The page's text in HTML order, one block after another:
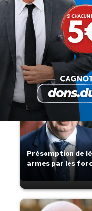
Recherche
:
Articles
Présomption de
armes par les